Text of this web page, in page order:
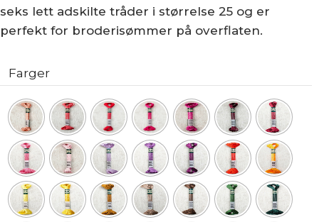
seks lett adskilte tråder i størrelse 25 og er
perfekt for broderisømmer på overflaten.
Farger